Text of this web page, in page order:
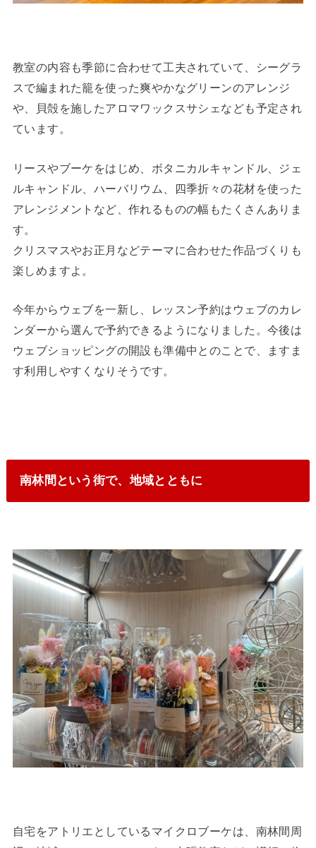
教室の内容も季節に合わせて工夫されていて、シーグラ
スで編まれた籠を使った爽やかなグリーンのアレンジ
や、貝殻を施したアロマワックスサシェなども予定され
ています。
リースやブーケをはじめ、ボタニカルキャンドル、ジェ
ルキャンドル、ハーバリウム、四季折々の花材を使った
アレンジメントなど、作れるものの幅もたくさんありま
す。
クリスマスやお正月などテーマに合わせた作品づくりも
楽しめますよ。
今年からウェブを一新し、レッスン予約はウェブのカレ
ンダーから選んで予約できるようになりました。今後は
ウェブショッピングの開設も準備中とのことで、ますま
す利用しやすくなりそうです。
南林間という街で、地域とともに
自宅をアトリエとしているマイクロブーケは、南林間周